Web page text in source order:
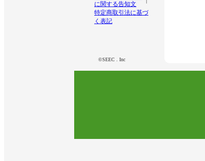
に関する告知文
特定商取引法に基づ
く表記
©SEEC . Inc